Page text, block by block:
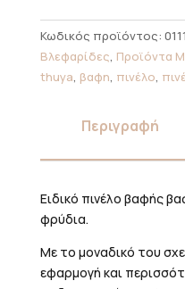
Κωδικός προϊόντος:
Βλεφαρίδες, Προϊόντα
thuya, βαφη, πινέλο,
Περιγραφή
Ειδικό πινέλο βαφής
φρύδια.
Με το μοναδικό του
εφαρμογή και